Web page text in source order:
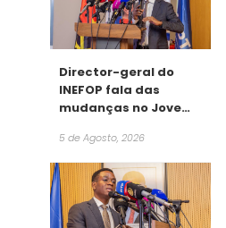
Director-geral do
INEFOP fala das
mudanças no Jovem
5 de Agosto, 2026